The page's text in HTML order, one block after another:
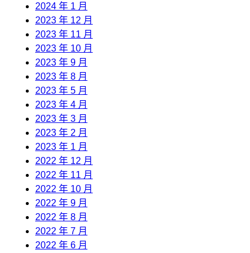
2024 年 1 月
2023 年 12 月
2023 年 11 月
2023 年 10 月
2023 年 9 月
2023 年 8 月
2023 年 5 月
2023 年 4 月
2023 年 3 月
2023 年 2 月
2023 年 1 月
2022 年 12 月
2022 年 11 月
2022 年 10 月
2022 年 9 月
2022 年 8 月
2022 年 7 月
2022 年 6 月